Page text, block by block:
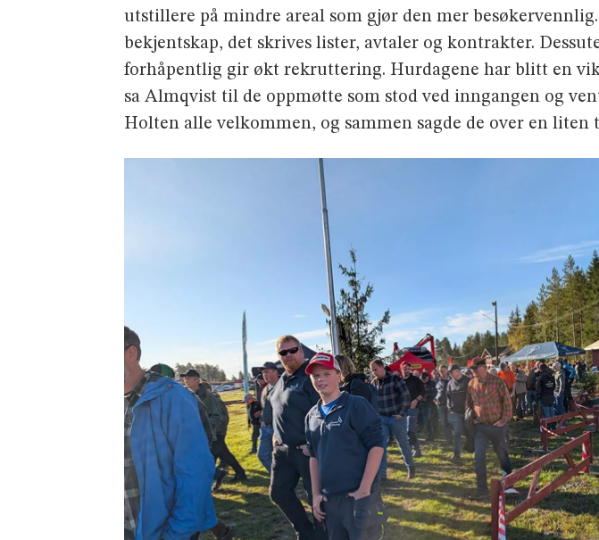
utstillere på mindre areal som gjør den mer
bekjentskap, det skrives lister, avtaler og kontrakter.
forhåpentlig gir økt rekruttering. Hurdagene har blitt en
sa Almqvist til de oppmøtte som stod ved inngangen og
Holten alle velkommen, og sammen sagde de over en